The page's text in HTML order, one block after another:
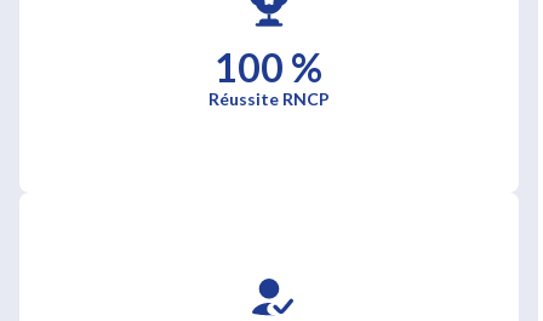
100 %
Réussite RNCP